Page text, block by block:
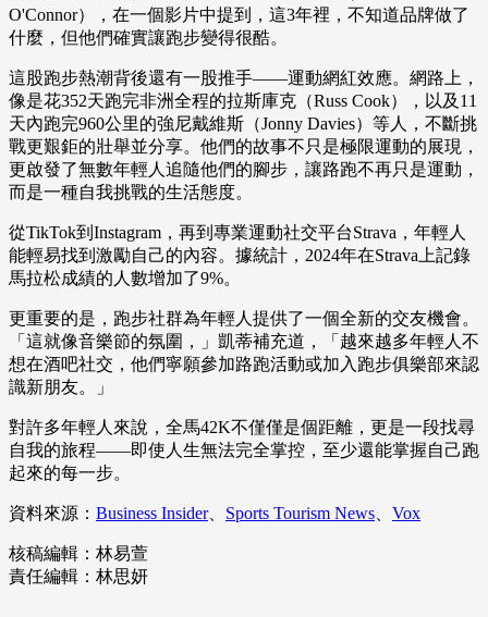
O'Connor），在一個影片中提到，這3年裡，不知道品牌做了
什麼，但他們確實讓跑步變得很酷。
這股跑步熱潮背後還有一股推手——運動網紅效應。網路上，
像是花352天跑完非洲全程的拉斯庫克（Russ Cook），以及11
天內跑完960公里的強尼戴維斯（Jonny Davies）等人，不斷挑
戰更艱鉅的壯舉並分享。他們的故事不只是極限運動的展現，
更啟發了無數年輕人追隨他們的腳步，讓路跑不再只是運動，
而是一種自我挑戰的生活態度。
從TikTok到Instagram，再到專業運動社交平台Strava，年輕人
能輕易找到激勵自己的內容。據統計，2024年在Strava上記錄
馬拉松成績的人數增加了9%。
更重要的是，跑步社群為年輕人提供了一個全新的交友機會。
「這就像音樂節的氛圍，」凱蒂補充道，「越來越多年輕人不
想在酒吧社交，他們寧願參加路跑活動或加入跑步俱樂部來認
識新朋友。」
對許多年輕人來說，全馬42K不僅僅是個距離，更是一段找尋
自我的旅程——即使人生無法完全掌控，至少還能掌握自己跑
起來的每一步。
資料來源： Business Insider、 Sports Tourism News Vox
核稿編輯：林易萱
責任編輯：林思妍